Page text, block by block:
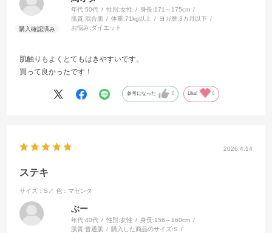
年代:50代 性別:女性 身長:171～175cm
肌質:混合肌 体重:71kg以上 ヨガ歴:3カ月以下
お悩み:ダイエット
肌触りもよくとてもはきやすいです。
買って良かったです！
参考になった 0 Like! 0
2026.4.14
ステキ
サイズ：S／ 色：マゼンタ
ぶー
年代:40代 性別:女性 身長:156～160cm
肌質:普通肌 購入した商品のサイズ:S